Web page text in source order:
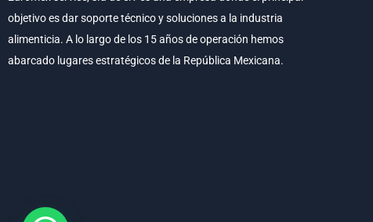
objetivo es dar soporte técnico y soluciones a la industria
alimenticia. A lo largo de los 15 años de operación hemos
abarcado lugares estratégicos de la República Mexicana.